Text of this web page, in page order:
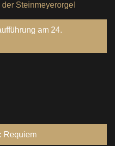
Steinmeyerorgel
am 24.
Requiem